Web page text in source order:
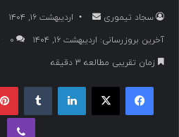
سجاد تیموری
ا
ل
اردیبهشت ۱۶, ۱۴۰۴
آخرین بروزرسانی: اردیبهشت ۱۶, ۱۴۰۴
۰
زمان تقریبی مطالعه 3 دقیقه
فیسبوک ایکس لینکداین
وایبر